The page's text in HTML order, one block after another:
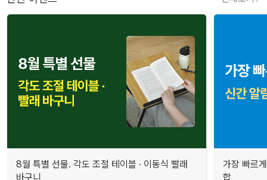
8월 특별 선물. 각도 조절 테이블 · 이동식 빨래
바구니
가장 빠르
합